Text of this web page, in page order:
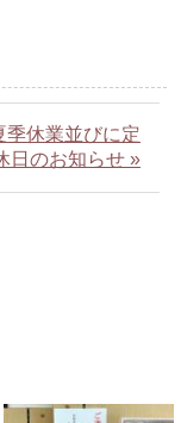
季休業並びに定
日のお知らせ »